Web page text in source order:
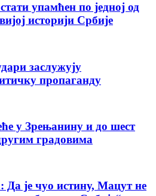
упамћен по једној од
историји Србије
заслужују
пропаганду
у Зрењанину и до шест
градовима
је чуо истину, Мацут не